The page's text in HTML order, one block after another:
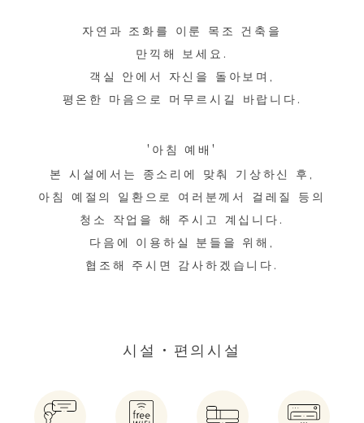
자연과 조화를 이룬 목조 건축을
만끽해 보세요.
객실 안에서 자신을 돌아보며,
평온한 마음으로 머무르시길 바랍니다.
'아침 예배'
본 시설에서는 종소리에 맞춰 기상하신 후,
아침 예절의 일환으로​ 여러분께서 걸레질 등의
청소 작업을 해 주시고 계십니다.
다음에 이용하실 분들을 위해,
​협조해 주시면 감사하겠습니다.
시설・편의시설